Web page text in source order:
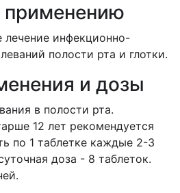
применению
лечение инфекционно-
полости рта и глотки.
и дозы
в полости рта.
12 лет рекомендуется
по 1 таблетке каждые 2-3
доза - 8 таблеток.